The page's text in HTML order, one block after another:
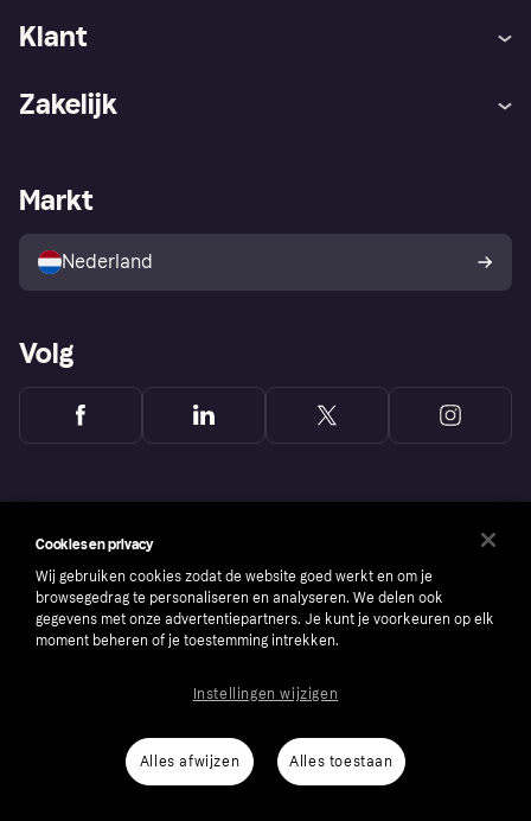
Klant
Winkeloverzicht
Kopersbescherming voor
consumenten
Zakelijk
Zakelijke login
Markt
Nederland
Volg
number: 556737-0431
Cookies Klarna.com
Cookies en privacy
Wij gebruiken cookies zodat de website goed werkt en om je
browsegedrag te personaliseren en analyseren. We delen ook
gegevens met onze advertentiepartners. Je kunt je voorkeuren op elk
moment beheren of je toestemming intrekken.
Alles afwijzen Alles toestaan
Instellingen wijzigen